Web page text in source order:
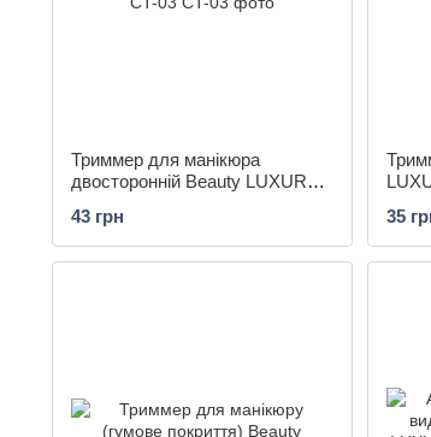
Триммер для манікюра
двосторонній Beauty LUXURY
43 грн
35